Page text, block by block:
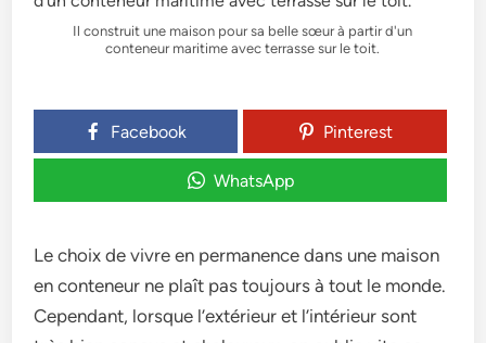
Il construit une maison pour sa belle sœur à partir d'un
conteneur maritime avec terrasse sur le toit.
Facebook Pinterest
WhatsApp
Le choix de vivre en permanence dans une maison
en conteneur ne plaît pas toujours à tout le monde.
Cependant, lorsque l’extérieur et l’intérieur sont